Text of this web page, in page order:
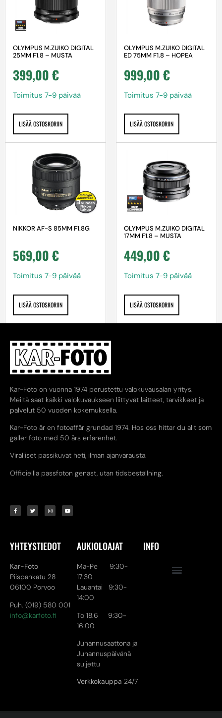
OLYMPUS M.ZUIKO DIGITAL
25MM F1.8 – MUSTA
399,00€
Toimitus 7-9 päivää
LISÄÄ OSTOSKORIIN
OLYMPUS M.ZUIKO DIGITAL
ED 75MM F1.8 – HOPEA
999,00€
Toimitus 7-9 päivää
LISÄÄ OSTOSKORIIN
NIKKOR AF-S 85MM F1.8G
569,00€
Toimitus 7-9 päivää
LISÄÄ OSTOSKORIIN
OLYMPUS M.ZUIKO DIGITAL
17MM F1.8 – MUSTA
449,00€
Toimitus 7-9 päivää
LISÄÄ OSTOSKORIIN
Kar-Foto on vuonna 1974 perustettu valokuvausalan yritys.
Meiltä saat kaikki valokuvaukseen liittyvät laitteet, tarvikkeet ja
palvelut 50 vuoden kokemuksella.
Kar-Foto är en fotoaffär grundad 1974. Hos oss hittar du allt som
gäller foto med 50 års erfarenhet.
Viralliset passikuvat heti, ilman ajanvarausta.
Officiellla passfoton genast, utan tidsbeställning.
YHTEYSTIEDOT
Kar-Foto
Piispankatu 28
06100 Porvoo
Puh. (019) 580 001
info@karfoto.fi
AUKIOLOAJAT
Ma-Pe 9:30-
17:30
Lauantai 9:30-
14:00
To 18.6 9:30-
16:00
Juhannusaattona ja
Juhannuspäivänä
suljettu
Verkkokauppa 24/7
INFO